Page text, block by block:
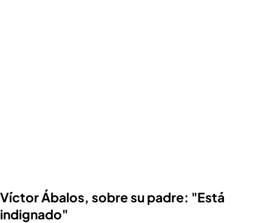
Víctor Ábalos, sobre su padre: "Está
indignado"